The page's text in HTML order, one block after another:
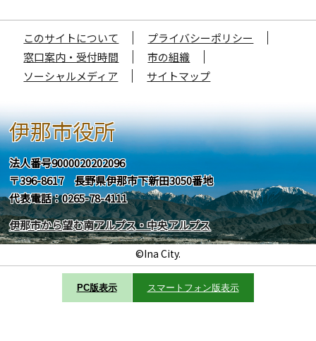
このサイトについて
プライバシーポリシー
窓口案内・受付時間
市の組織
ソーシャルメディア
サイトマップ
伊那市役所
法人番号9000020202096
〒396-8617 長野県伊那市下新田3050番地
代表電話：0265-78-4111
伊那市から望む南アルプス・中央アルプス
©Ina City.
PC版表示 スマートフォン版表示